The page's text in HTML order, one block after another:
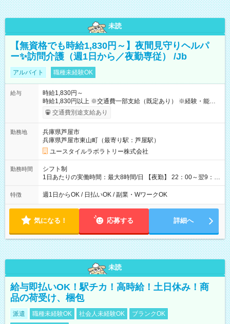
未読
【無資格でも時給1,830円～】夜間見守りヘルパ
ー✨訪問介護（週1日から／夜勤専従） /Jb
アルバイト 職種未経験OK
給与
時給1,830円～
時給1,830円以上 ※交通費一部支給（既定あり） ※経験・能力を
考慮して決定します 【収入例】 週1回勤務の場合：1,830円×8時
間×4回=5万8,560円 週3回勤務の場合：1,830円×8時間×12回
月 ※ 雇用形態と給与に、本採用時と異なる部分があります。 雇
用形態：本採用時と同じです。 給与：時給 1,550円以上
交通費別途支給あり
勤務地
兵庫県芦屋市
兵庫県芦屋市東山町（最寄り駅：芦屋駅）
ユースタイルラボラトリー株式会社
勤務時間
シフト制
1日あたりの実働時間：最大8時間/日 【夜勤】 22：00～翌9：
00 ※週1日～OK ／ 夜勤専従 ＊＊ 勤務時間例 ＊＊ ■22時か
ら翌7時 ■23時から翌8時 ■24時から翌9時 など ※上記の時間
ます。 ※曜日固定（毎週同じ曜日での勤務となります）
特徴 週1日からOK / 日払いOK / 副業・WワークOK
気になる！ 応募する 詳細へ
未読
給与即払いOK！駅チカ！高時給！土日休み！商
品の荷受け、梱包
派遣 職種未経験OK 社会人未経験OK
ブランクOK